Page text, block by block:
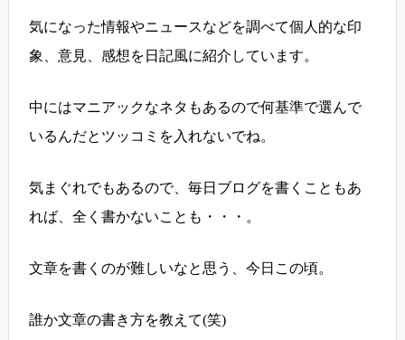
気になった情報やニュースなどを調べて個人的な印
象、意見、感想を日記風に紹介しています。
中にはマニアックなネタもあるので何基準で選んで
いるんだとツッコミを入れないでね。
気まぐれでもあるので、毎日ブログを書くこともあ
れば、全く書かないことも・・・。
文章を書くのが難しいなと思う、今日この頃。
誰か文章の書き方を教えて(笑)